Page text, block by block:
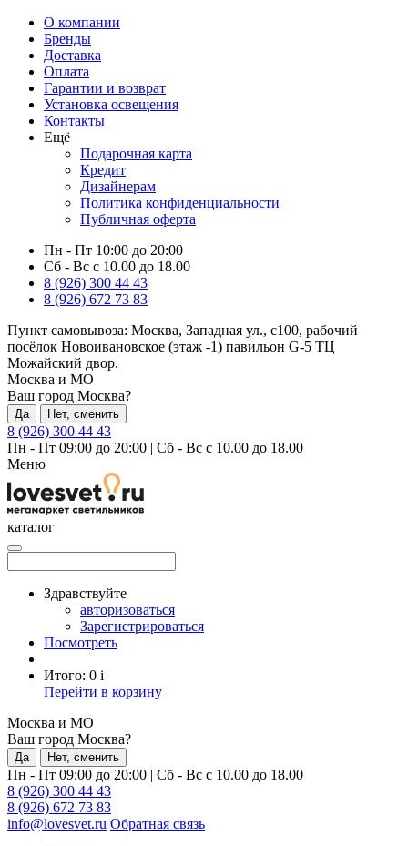
О компании
Бренды
Доставка
Оплата
Гарантии и возврат
Установка освещения
Контакты
Ещё
Подарочная карта
Кредит
Дизайнерам
Политика конфиденциальности
Публичная оферта
Пн - Пт 10:00 до 20:00
Сб - Вс с 10.00 до 18.00
8 (926) 300 44 43
8 (926) 672 73 83
Пункт самовывоза: Москва, Западная ул., с100, рабочий
посёлок Новоивановское (этаж -1) павильон G-5 ТЦ
Можайский двор.
Москва и МО
Ваш город Москва?
Да Нет, сменить
8 (926) 300 44 43
Пн - Пт 09:00 до 20:00 | Сб - Вс с 10.00 до 18.00
Меню
каталог
Здравствуйте
авторизоваться
Зарегистрироваться
Посмотреть
Итого: 0 i
Перейти в корзину
Москва и МО
Ваш город Москва?
Да Нет, сменить
Пн - Пт 09:00 до 20:00 | Сб - Вс с 10.00 до 18.00
8 (926) 300 44 43
8 (926) 672 73 83
info@lovesvet.ru Обратная связь